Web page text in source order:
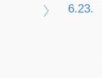
6.23.